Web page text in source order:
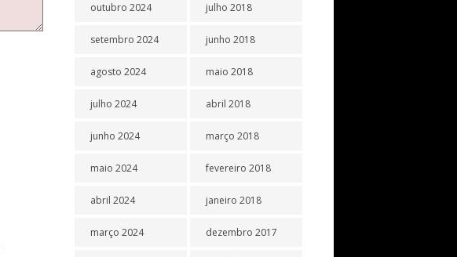
outubro 2024
setembro 2024
agosto 2024
julho 2024
junho 2024
maio 2024
abril 2024
março 2024
julho 2018
junho 2018
maio 2018
abril 2018
março 2018
fevereiro 2018
janeiro 2018
dezembro 2017